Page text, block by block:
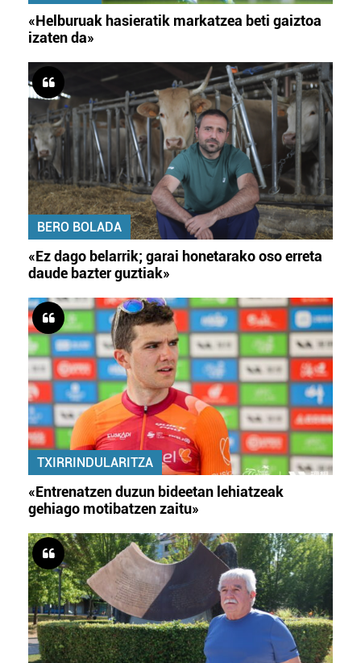
«Helburuak hasieratik markatzea beti gaiztoa
izaten da»
BERO BOLADA
«Ez dago belarrik; garai honetarako oso erreta
daude bazter guztiak»
TXIRRINDULARITZA
«Entrenatzen duzun bideetan lehiatzeak
gehiago motibatzen zaitu»